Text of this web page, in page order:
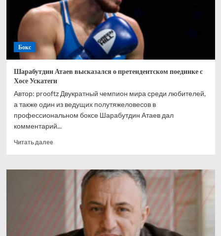
Бокс
Шарабутдин Атаев высказался о претендентском поединке с
Хосе Ускатеги
Автор: prooftz Двукратный чемпион мира среди любителей,
а также один из ведущих полутяжеловесов в
профессиональном боксе Шарабутдин Атаев дал
комментарий...
Читать далееПрочитать
Шарабутдин
высказался
претендентском
Хосе